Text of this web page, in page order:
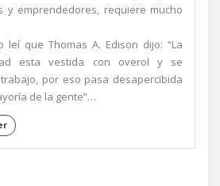
y emprendedores, requiere mucho
leí que Thomas A. Edison dijo: “La
esta vestida con overol y se
por eso pasa desapercibida
de la gente”…